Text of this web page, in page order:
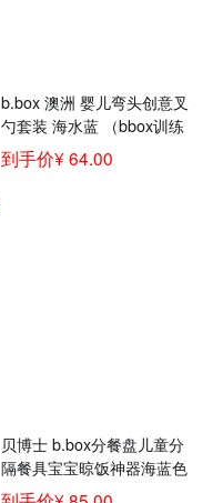
b.box 澳洲 婴儿弯头创意叉
勺套装 海水蓝 （bbox训练
勺 宝宝儿童餐具叉子勺
子）
到手价¥ 64.00
贝博士 b.box分餐盘儿童分
隔餐具宝宝晾饭神器海蓝色